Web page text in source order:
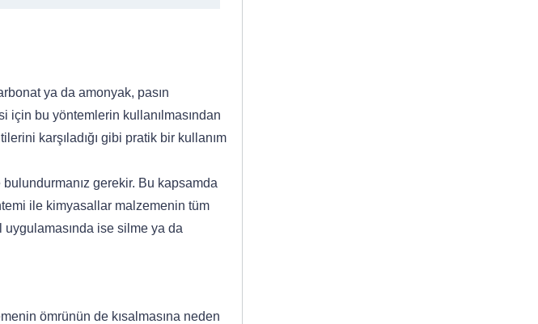
ya da amonyak, pasın
için bu yöntemlerin kullanılmasından
karşıladığı gibi pratik bir kullanım
gerekir. Bu kapsamda
ile kimyasallar malzemenin tüm
ise silme ya da
ömrünün de kısalmasına neden